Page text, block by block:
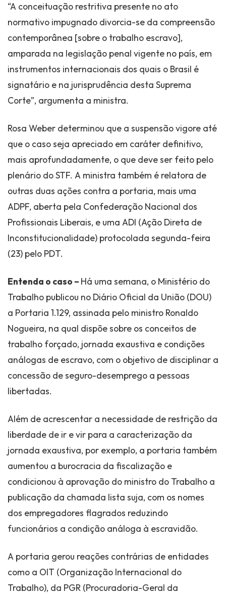
“A conceituação restritiva presente no ato
normativo impugnado divorcia-se da compreensão
contemporânea [sobre o trabalho escravo],
amparada na legislação penal vigente no país, em
instrumentos internacionais dos quais o Brasil é
signatário e na jurisprudência desta Suprema
Corte”, argumenta a ministra.
Rosa Weber determinou que a suspensão vigore até
que o caso seja apreciado em caráter definitivo,
mais aprofundadamente, o que deve ser feito pelo
plenário do STF. A ministra também é relatora de
outras duas ações contra a portaria, mais uma
ADPF, aberta pela Confederação Nacional dos
Profissionais Liberais, e uma ADI (Ação Direta de
Inconstitucionalidade) protocolada segunda-feira
(23) pelo PDT.
Entenda o caso – Há uma semana, o Ministério do
Trabalho publicou no Diário Oficial da União (DOU)
a Portaria 1.129, assinada pelo ministro Ronaldo
Nogueira, na qual dispõe sobre os conceitos de
trabalho forçado, jornada exaustiva e condições
análogas de escravo, com o objetivo de disciplinar a
concessão de seguro-desemprego a pessoas
libertadas.
Além de acrescentar a necessidade de restrição da
liberdade de ir e vir para a caracterização da
jornada exaustiva, por exemplo, a portaria também
aumentou a burocracia da fiscalização e
condicionou à aprovação do ministro do Trabalho a
publicação da chamada lista suja, com os nomes
dos empregadores flagrados reduzindo
funcionários a condição análoga à escravidão.
A portaria gerou reações contrárias de entidades
como a OIT (Organização Internacional do
Trabalho), da PGR (Procuradoria-Geral da